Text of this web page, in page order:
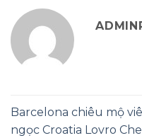
Barcelona chiêu mộ
ngọc Croatia Lovro